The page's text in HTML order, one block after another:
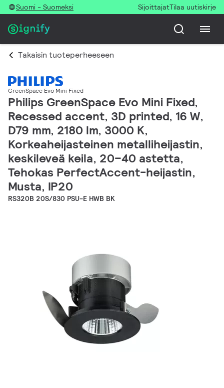
Suomi - Suomeksi SijoittajatTilaa uutiskirje
Takaisin tuoteperheeseen
GreenSpace Evo Mini Fixed
Philips GreenSpace Evo Mini Fixed,
Recessed accent, 3D printed, 16 W,
D79 mm, 2180 lm, 3000 K,
Korkeaheijasteinen metalliheijastin,
keskileveä keila, 20–40 astetta,
Tehokas PerfectAccent-heijastin,
Musta, IP20
RS320B 20S/830 PSU-E HWB BK